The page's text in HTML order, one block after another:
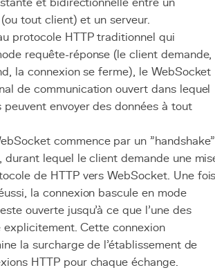
et bidirectionnelle entre un
tout client) et un serveur.
protocole HTTP traditionnel qui
requête-réponse (le client demande,
la connexion se ferme), le WebSocket
de communication ouvert dans lequel
peuvent envoyer des données à tout
commence par un "handshake"
durant lequel le client demande une
de HTTP vers WebSocket. Une
la connexion bascule en mode
ouverte jusqu'à ce que l'une des
explicitement. Cette connexion
la surcharge de l'établissement de
HTTP pour chaque échange.